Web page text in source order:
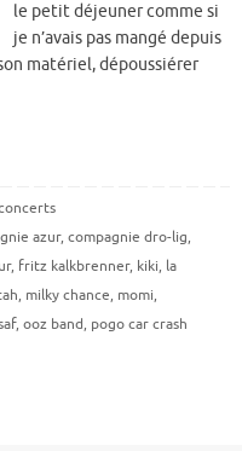
le petit déjeuner comme si
je n’avais pas mangé depuis
matériel, dépoussiérer
azur, compagnie dro-lig,
, fritz kalkbrenner, kiki, la
, milky chance, momi,
, ooz band, pogo car crash